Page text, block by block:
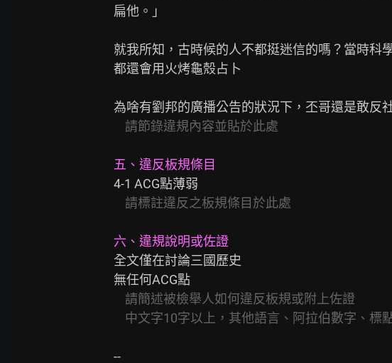
扁他。」
就我所知，古時候的人不都挺迷信的嗎？當時科
都還會用火烤龜殼占卜
為啥有劉邦的廣播公告的狀況下，丕哥還是敢反
請節錄違規內容並貼於此處
五、違反板規條目
4-1 ACG點薄弱
請標註違反之板規條目於此處
六、違規說明或佐證
全文僅在討論三國歷史
無任何ACG點
請簡述被檢舉人如何違反板規或附上佐證
中文字10字以上，其他語言、阿拉伯數字、標